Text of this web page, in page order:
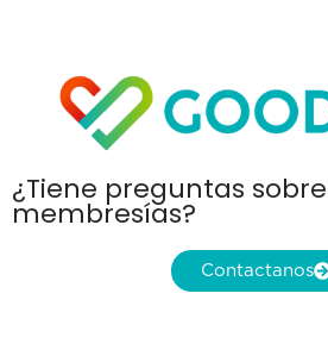
¿Tiene preguntas
membresías?
Contactanos